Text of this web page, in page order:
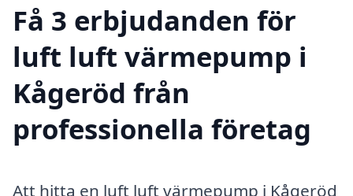
Få 3 erbjudanden för
luft luft värmepump i
Kågeröd från
professionella företag
Att hitta en luft luft värmepump i Kågeröd